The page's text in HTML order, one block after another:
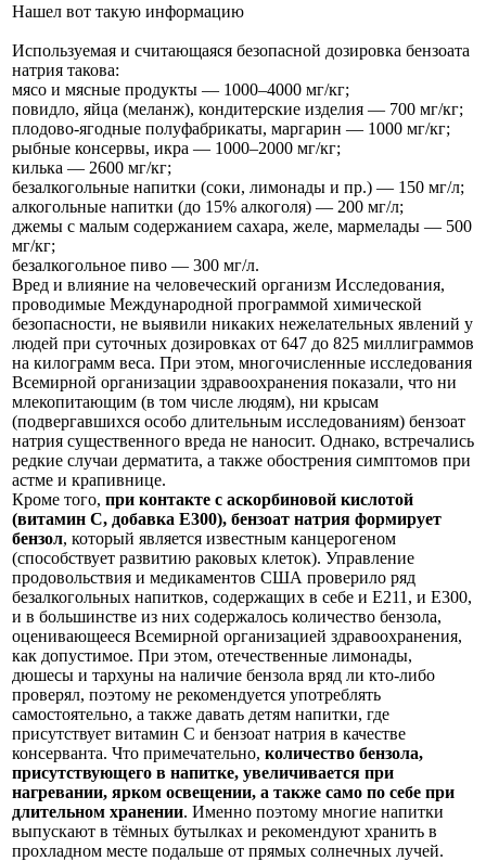
Нашел вот такую информацию
Используемая и считающаяся безопасной дозировка бензоата
натрия такова:
мясо и мясные продукты — 1000–4000 мг/кг;
повидло, яйца (меланж), кондитерские изделия — 700 мг/кг;
плодово-ягодные полуфабрикаты, маргарин — 1000 мг/кг;
рыбные консервы, икра — 1000–2000 мг/кг;
килька — 2600 мг/кг;
безалкогольные напитки (соки, лимонады и пр.) — 150 мг/л;
алкогольные напитки (до 15% алкоголя) — 200 мг/л;
джемы с малым содержанием сахара, желе, мармелады — 500
мг/кг;
безалкогольное пиво — 300 мг/л.
Вред и влияние на человеческий организм Исследования,
проводимые Международной программой химической
безопасности, не выявили никаких нежелательных явлений у
людей при суточных дозировках от 647 до 825 миллиграммов
на килограмм веса. При этом, многочисленные исследования
Всемирной организации здравоохранения показали, что ни
млекопитающим (в том числе людям), ни крысам
(подвергавшихся особо длительным исследованиям) бензоат
натрия существенного вреда не наносит. Однако, встречались
редкие случаи дерматита, а также обострения симптомов при
астме и крапивнице.
Кроме того, при контакте с аскорбиновой кислотой
(витамин C, добавка Е300), бензоат натрия формирует
бензол, который является известным канцерогеном
(способствует развитию раковых клеток). Управление
продовольствия и медикаментов США проверило ряд
безалкогольных напитков, содержащих в себе и Е211, и Е300,
и в большинстве из них содержалось количество бензола,
оценивающееся Всемирной организацией здравоохранения,
как допустимое. При этом, отечественные лимонады,
дюшесы и тархуны на наличие бензола вряд ли кто-либо
проверял, поэтому не рекомендуется употреблять
самостоятельно, а также давать детям напитки, где
присутствует витамин C и бензоат натрия в качестве
консерванта. Что примечательно, количество бензола,
присутствующего в напитке, увеличивается при
нагревании, ярком освещении, а также само по себе при
длительном хранении. Именно поэтому многие напитки
выпускают в тёмных бутылках и рекомендуют хранить в
прохладном месте подальше от прямых солнечных лучей.